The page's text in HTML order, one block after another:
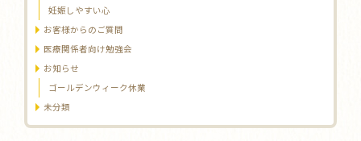
妊娠しやすい心
お客様からのご質問
医療関係者向け勉強会
お知らせ
ゴールデンウィーク休業
未分類